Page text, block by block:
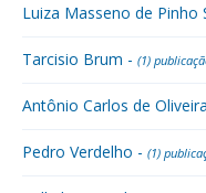
Luiza Masseno de Pinho
Tarcisio Brum - (1)
Antônio Carlos de
Pedro Verdelho - (1)